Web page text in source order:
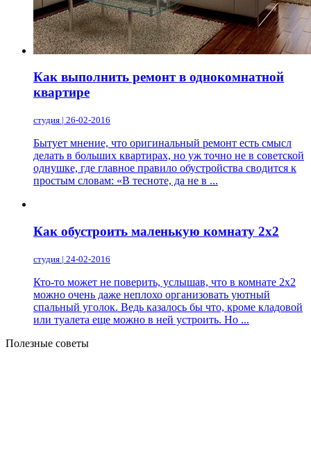
Как выполнить ремонт в однокомнатной
квартире
студия | 26-02-2016
Бытует мнение, что оригинальный ремонт есть смысл
делать в больших квартирах, но уж точно не в советской
однушке, где главное правило обустройства сводится к
простым словам: «В тесноте, да не в ...
Как обустроить маленькую комнату 2х2
студия | 24-02-2016
Кто-то может не поверить, услышав, что в комнате 2х2
можно очень даже неплохо организовать уютный
спальный уголок. Ведь казалось бы что, кроме кладовой
или туалета еще можно в ней устроить. Но ...
Полезные советы